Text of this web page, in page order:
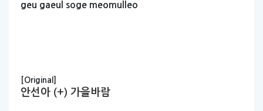
geu gaeul soge meomulleo
[Original]
안선아 (+) 가을바람